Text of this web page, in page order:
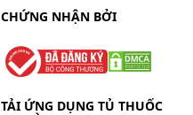
CHỨNG NHẬN BỞI
TẢI ỨNG DỤNG TỦ THUỐC